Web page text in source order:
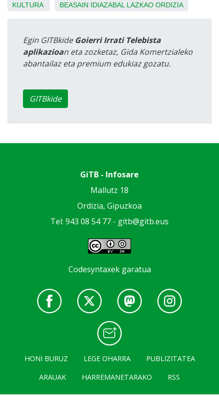
KULTURA BEASAIN IDIAZABAL LAZKAO ORDIZIA
Egin GITBkide Goierri Irrati Telebista
aplikazioan eta zozketaz, Gida Komertzialeko
abantailaz eta premium edukiaz gozatu.
GITBkide
GiTB - Infosare
Mallutz 18
Ordizia, Gipuzkoa
Tel: 943 08 54 77 - gitb@gitb.eus
Codesyntaxek garatua
HONI BURUZ LEGE OHARRA
PUBLIZITATEA
ARAUAK
HARREMANETARAKO RSS